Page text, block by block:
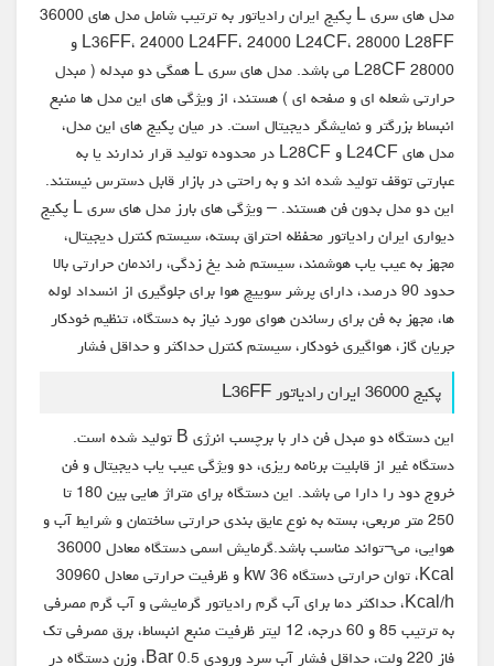
مدل های سری L پکیج ایران رادیاتور به ترتیب شامل مدل های 36000
L36FF، 24000 L24FF، 24000 L24CF، 28000 L28FF و
28000 L28CF می باشد. مدل های سری L همگی دو مبدله ( مبدل
حرارتی شعله ای و صفحه ای ) هستند، از ویژگی های این مدل ها منبع
انبساط بزرگتر و نمایشگر دیجیتال است. در میان پکیج های این مدل،
مدل های L24CF و L28CF در محدوده تولید قرار ندارند یا به
عبارتی توقف تولید شده اند و به راحتی در بازار قابل دسترس نیستند.
این دو مدل بدون فن هستند. – ویژگی های بارز مدل های سری L پکیج
دیواری ایران رادیاتور محفظه احتراق بسته، سیستم کنترل دیجیتال،
مجهز به عیب یاب هوشمند، سیستم ضد یخ زدگی، راندمان حرارتی بالا
حدود 90 درصد، دارای پرشر سوییچ هوا برای جلوگیری از انسداد لوله
ها، مجهز به فن برای رساندن هوای مورد نیاز به دستگاه، تنظیم خودکار
جریان گاز، هواگیری خودکار، سیستم کنترل حداکثر و حداقل فشار
پکیج 36000 ایران رادیاتور L36FF
این دستگاه دو مبدل فن دار با برچسب انرژی B تولید شده است.
دستگاه غیر از قابلیت برنامه ریزی، دو ویژگی عیب یاب دیجیتال و فن
خروج دود را دارا می باشد. این دستگاه برای متراژ هایی بین 180 تا
250 متر مربعی، بسته به نوع عایق بندی حرارتی ساختمان و شرایط آب و
هوایی، می¬تواند مناسب باشد.گرمایش اسمی دستگاه معادل 36000
Kcal، توان حرارتی دستگاه 36 kw و ظرفیت حرارتی معادل 30960
Kcal/h، حداکثر دما برای آب گرم رادیاتور گرمایشی و آب گرم مصرفی
به ترتیب 85 و 60 درجه، 12 لیتر ظرفیت منبع انبساط، برق مصرفی تک
فاز 220 ولت، حداقل فشار آب سرد ورودی 0.5 Bar، وزن دستگاه در